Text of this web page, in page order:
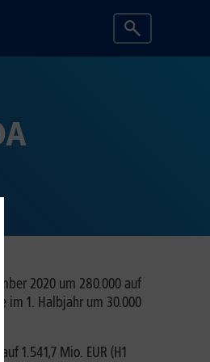
2020 um 280.000 auf
im 1. Halbjahr um 30.000
1.541,7 Mio. EUR (H1